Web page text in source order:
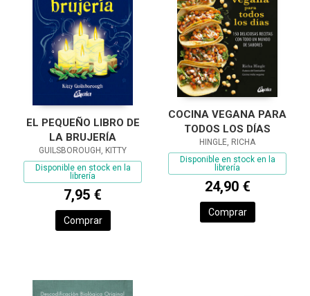
EL PEQUEÑO LIBRO DE
LA BRUJERÍA
GUILSBOROUGH, KITTY
Disponible en stock en la
librería
7,95 €
Comprar
COCINA VEGANA PARA
TODOS LOS DÍAS
HINGLE, RICHA
Disponible en stock en la
librería
24,90 €
Comprar